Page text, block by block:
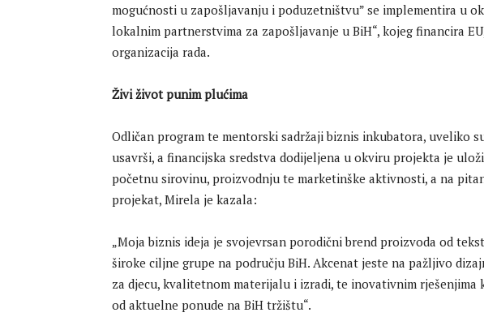
mogućnosti u zapošljavanju i poduzetništvu” se implementira u
lokalnim partnerstvima za zapošljavanje u BiH“, kojeg financira
organizacija rada.
Živi život punim plućima
Odličan program te mentorski sadržaji biznis inkubatora, uveliko
usavrši, a financijska sredstva dodijeljena u okviru projekta je
početnu sirovinu, proizvodnju te marketinške aktivnosti, a na
projekat, Mirela je kazala:
„Moja biznis ideja je svojevrsan porodični brend proizvoda od
široke ciljne grupe na području BiH. Akcenat jeste na pažljivo
za djecu, kvalitetnom materijalu i izradi, te inovativnim
od aktuelne ponude na BiH tržištu“.